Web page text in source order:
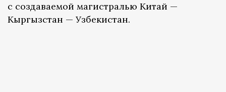
с создаваемой магистралью Китай —
Кыргызстан — Узбекистан.